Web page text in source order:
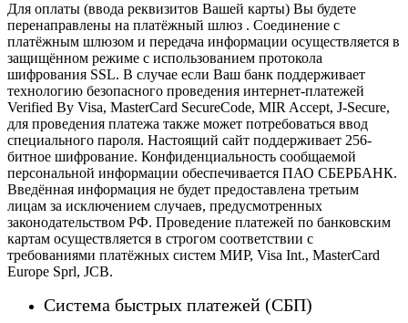
Для оплаты (ввода реквизитов Вашей карты) Вы будете
перенаправлены на платёжный шлюз . Соединение с
платёжным шлюзом и передача информации осуществляется в
защищённом режиме с использованием протокола
шифрования SSL. В случае если Ваш банк поддерживает
технологию безопасного проведения интернет-платежей
Verified By Visa, MasterCard SecureCode, MIR Accept, J-Secure,
для проведения платежа также может потребоваться ввод
специального пароля. Настоящий сайт поддерживает 256-
битное шифрование. Конфиденциальность сообщаемой
персональной информации обеспечивается ПАО СБЕРБАНК.
Введённая информация не будет предоставлена третьим
лицам за исключением случаев, предусмотренных
законодательством РФ. Проведение платежей по банковским
картам осуществляется в строгом соответствии с
требованиями платёжных систем МИР, Visa Int., MasterCard
Europe Sprl, JCB.
Система быстрых платежей (СБП)